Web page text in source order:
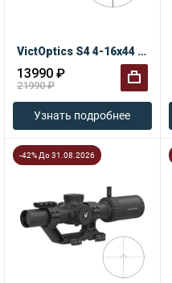
VictOptics S4 4-16x44 FFP
13990 ₽
21990 ₽
Узнать подробнее
-42% До 31.08.2026